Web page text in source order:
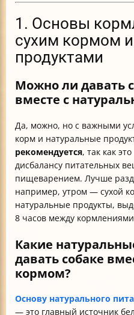
1. Основы
сухим кормом
продуктами
Можно ли давать
вместе с
Да, можно, но с важными
корм и натуральные
рекомендуется, так как
дисбалансу питательных
пищеварением. Лучше
например, утром — сухой
натуральные продукты,
8 часов между
Какие
давать собаке
кормом?
Основу натурального
— это главный источник